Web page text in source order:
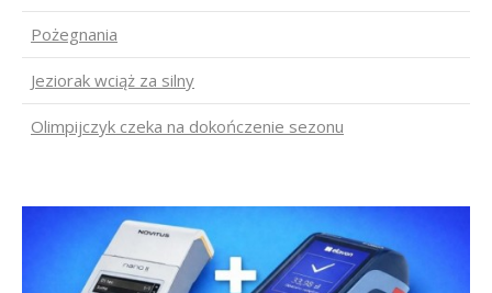
Pożegnania
Jeziorak wciąż za silny
Olimpijczyk czeka na dokończenie sezonu